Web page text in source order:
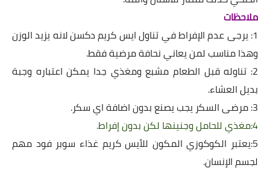
ملاحظات
1: يرجى عدم الإفراط في تناول ايس كريم دكسن لانه يزيد الوزن
وهذا مناسب لمن يعاني نحافة مرضية فقط.
2: تناوله قبل الطعام مشبع ومغذي جدا يمكن اعتباره وجبة
بديل العشاء.
3: مرضى السكر يجب يصنع بدون اضافة اي سكر.
4:مغذي للحامل وجنينها لكن بدون إفراط.
5:يعتبر الكوكوزي المكون للأيس كريم غذاء سوبر فود مهم
لجسم الإنسان.